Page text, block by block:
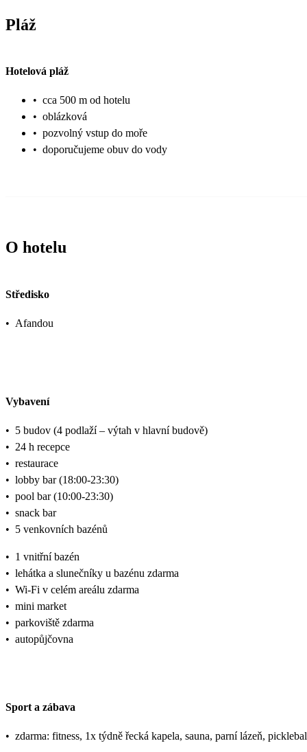
Pláž
Hotelová pláž
• cca 500 m od hotelu
• oblázková
• pozvolný vstup do moře
• doporučujeme obuv do vody
O hotelu
Středisko
• Afandou
Vybavení
• 5 budov (4 podlaží – výtah v hlavní budově)
• 24 h recepce
• restaurace
• lobby bar (18:00-23:30)
• pool bar (10:00-23:30)
• snack bar
• 5 venkovních bazénů
• 1 vnitřní bazén
• lehátka a slunečníky u bazénu zdarma
• Wi-Fi v celém areálu zdarma
• mini market
• parkoviště zdarma
• autopůjčovna
Sport a zábava
• zdarma: fitness, 1x týdně řecká kapela, sauna, parní lázeň,